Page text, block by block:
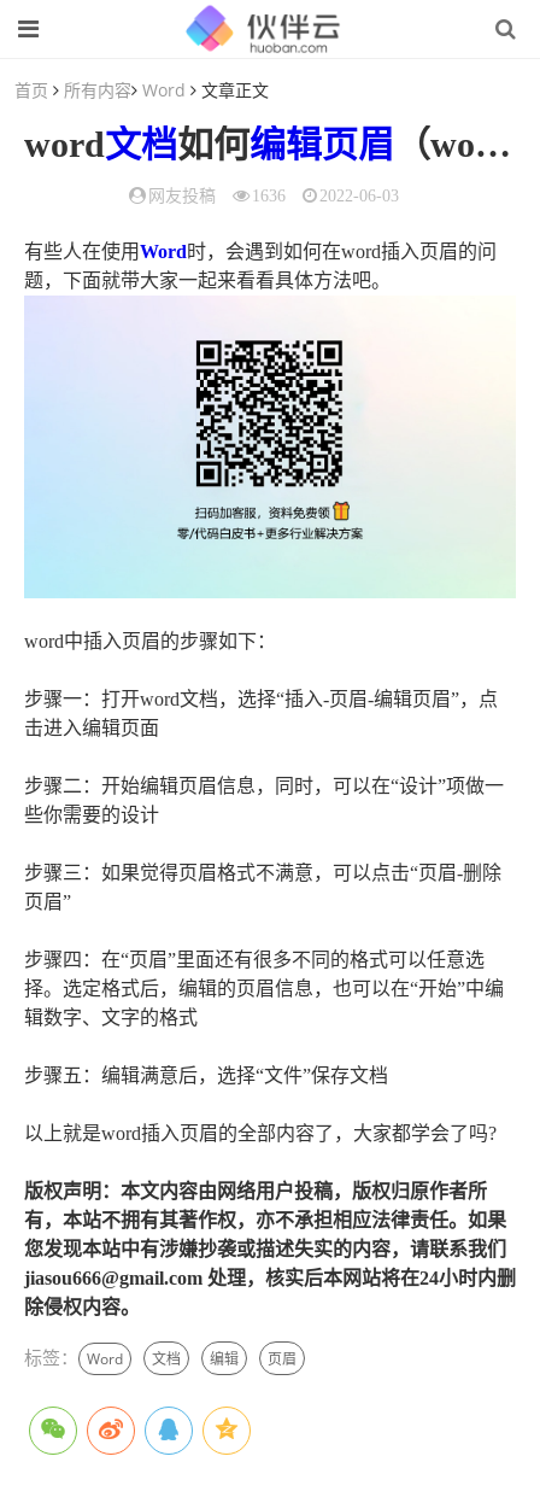
首页 所有内容 Word 文章正文
word文档如何编辑页眉 （word页眉怎么编辑）
网友投稿 1636 2022-06-03
有些人在使用Word时，会遇到如何在word插入页眉的问
题，下面就带大家一起来看看具体方法吧。
word中插入页眉的步骤如下：
步骤一：打开word文档，选择“插入-页眉-编辑页眉”，点
击进入编辑页面
步骤二：开始编辑页眉信息，同时，可以在“设计”项做一
些你需要的设计
步骤三：如果觉得页眉格式不满意，可以点击“页眉-删除
页眉”
步骤四：在“页眉”里面还有很多不同的格式可以任意选
择。选定格式后，编辑的页眉信息，也可以在“开始”中编
辑数字、文字的格式
步骤五：编辑满意后，选择“文件”保存文档
以上就是word插入页眉的全部内容了，大家都学会了吗?
版权声明：本文内容由网络用户投稿，版权归原作者所
有，本站不拥有其著作权，亦不承担相应法律责任。如果
您发现本站中有涉嫌抄袭或描述失实的内容，请联系我们
jiasou666@gmail.com 处理，核实后本网站将在24小时内删
除侵权内容。
标签： Word 文档 编辑 页眉